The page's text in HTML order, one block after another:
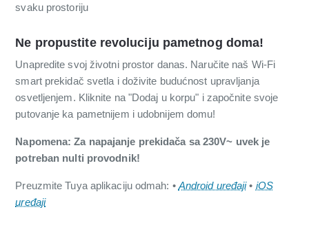
svaku prostoriju
Ne propustite revoluciju pametnog doma!
Unapredite svoj životni prostor danas. Naručite naš Wi-Fi
smart prekidač svetla i doživite budućnost upravljanja
osvetljenjem. Kliknite na "Dodaj u korpu" i započnite svoje
putovanje ka pametnijem i udobnijem domu!
Napomena: Za napajanje prekidača sa 230V~ uvek je
potreban nulti provodnik!
Preuzmite Tuya aplikaciju odmah: •Android uređaji• iOS
uređaji